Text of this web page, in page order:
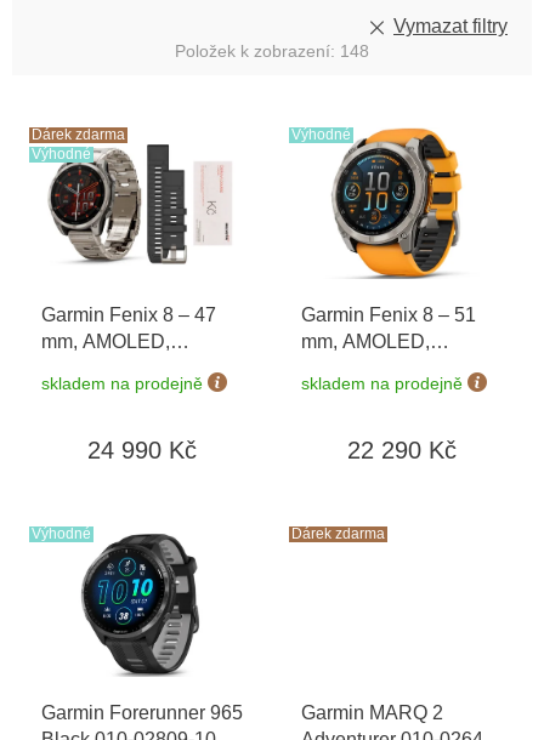
Vymazat filtry
Položek k zobrazení: 148
Dárek zdarma
Výhodné
Garmin Fenix 8 – 47
mm, AMOLED,
010-02904-40 +
dárkový poukaz v
Voucher
skladem na prodejně
24 990 Kč
Výhodné
Garmin Fenix 8 – 51
mm, AMOLED,
Sapphire, Titanium s
Orange/Graphite 010-
skladem na prodejně
22 290 Kč
Výhodné
Garmin Forerunner 965
Dárek zdarma
Garmin MARQ 2